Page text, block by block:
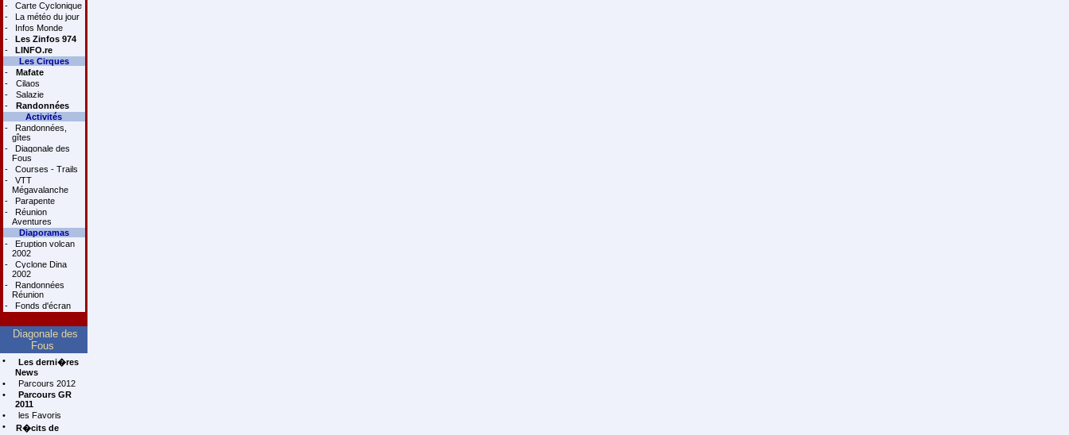
-
Carte Cyclonique
-
La météo du jour
-
Infos Monde
-
Les Zinfos 974
-
LINFO.re
Les Cirques
-
Mafate
-
Cilaos
-
Salazie
-
Randonnées
Activités
-
Randonnées,
gîtes
-
Diagonale des
Fous
-
Courses - Trails
-
VTT
Mégavalanche
-
Parapente
-
Réunion
Aventures
Diaporamas
-
Eruption volcan
2002
-
Cyclone Dina
2002
-
Randonnées
Réunion
-
Fonds d'écran
Diagonale des
Fous
•
Les derni�res
News
•
Parcours 2012
•
Parcours GR
2011
•
les Favoris
•
R�cits de